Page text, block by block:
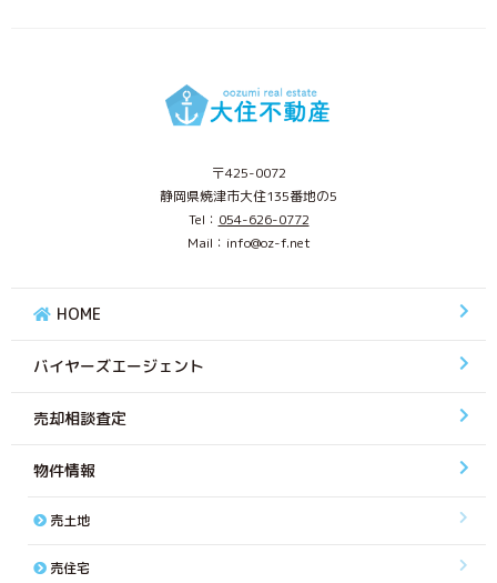
〒425-0072
静岡県焼津市大住135番地の5
Tel： 054-626-0772
Mail：info@oz-f.net
HOME
バイヤーズエージェント
売却相談査定
物件情報
売土地
売住宅